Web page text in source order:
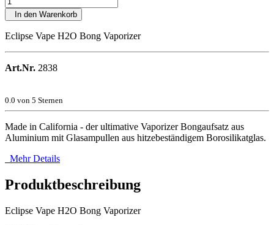
In den Warenkorb
Eclipse Vape H2O Bong Vaporizer
Art.Nr. 2838
0.0 von 5 Sternen
Made in California - der ultimative Vaporizer Bongaufsatz aus
Aluminium mit Glasampullen aus hitzebeständigem Borosilikatglas.
Mehr Details
Produktbeschreibung
Eclipse Vape H2O Bong Vaporizer